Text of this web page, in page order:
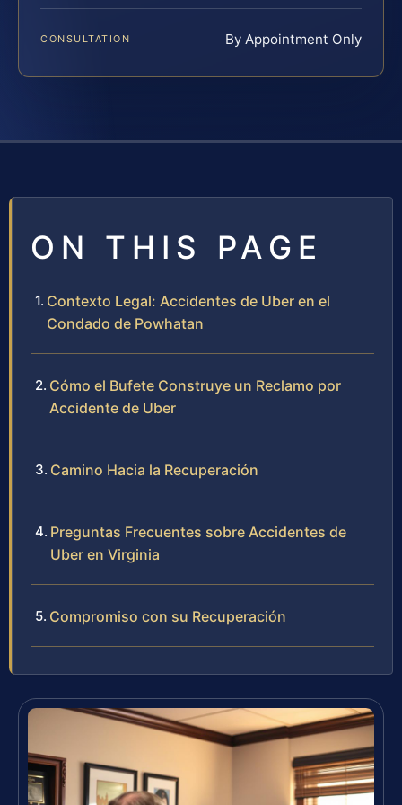
CONSULTATION By Appointment Only
ON THIS PAGE
Contexto Legal: Accidentes de Uber en el
Condado de Powhatan
Cómo el Bufete Construye un Reclamo por
Accidente de Uber
Camino Hacia la Recuperación
Preguntas Frecuentes sobre Accidentes de
Uber en Virginia
Compromiso con su Recuperación